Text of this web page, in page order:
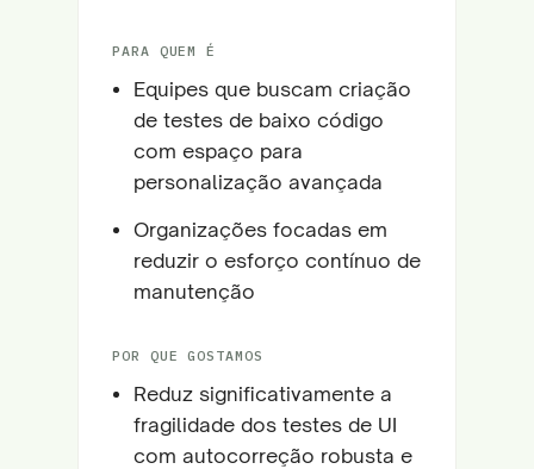
PARA QUEM É
Equipes que buscam criação
de testes de baixo código
com espaço para
personalização avançada
Organizações focadas em
reduzir o esforço contínuo de
manutenção
POR QUE GOSTAMOS
Reduz significativamente a
fragilidade dos testes de UI
com autocorreção robusta e